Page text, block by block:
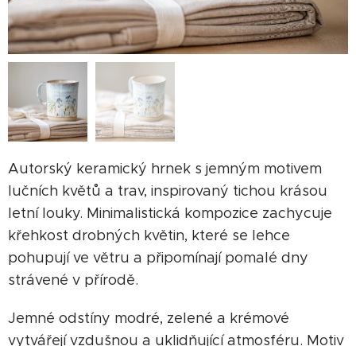
Autorský keramický hrnek s jemným motivem
lučních květů a trav, inspirovaný tichou krásou
letní louky. Minimalistická kompozice zachycuje
křehkost drobných květin, které se lehce
pohupují ve větru a připomínají pomalé dny
strávené v přírodě.
Jemné odstíny modré, zelené a krémové
vytvářejí vzdušnou a uklidňující atmosféru. Motiv